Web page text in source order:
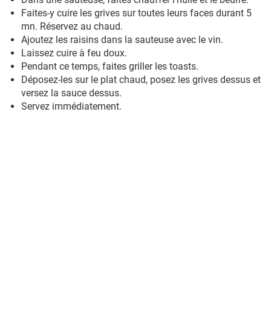
Faites-y cuire les grives sur toutes leurs faces durant 5
mn. Réservez au chaud.
Ajoutez les raisins dans la sauteuse avec le vin.
Laissez cuire à feu doux.
Pendant ce temps, faites griller les toasts.
Déposez-les sur le plat chaud, posez les grives dessus et
versez la sauce dessus.
Servez immédiatement.